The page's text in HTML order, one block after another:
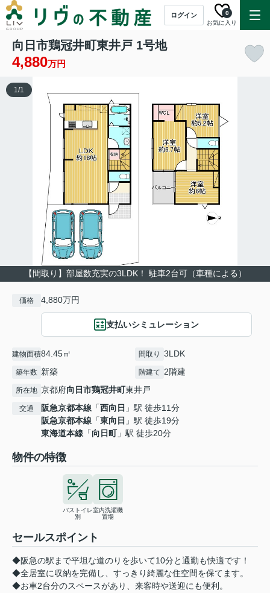
ログイン
お気に入り
0
向日市鶏冠井町東井戸 1号地
4,880万円
【間取り】部屋数充実の3LDK！ 駐車2台可（車種による）
1/1
価格 4,880万円
支払いシミュレーション
建物面積84.45㎡ 間取り 3LDK
築年数 新築 階建て 2階建
所在地 京都府向日市鶏冠井町東井戸
交通 阪急京都本線 「西向日 」駅 徒歩11分
阪急京都本線 「東向日 」駅 徒歩19分
東海道本線 「向日町」駅 徒歩20分
物件の特徴
バストイレ
別
室内洗濯機
置場
セールスポイント
◆阪急の駅まで平坦な道のりを歩いて10分と通勤も快適です！
◆全居室に収納を完備し、すっきり綺麗な住空間を保てます。
◆お車2台分のスペースがあり、来客時や送迎にも便利。